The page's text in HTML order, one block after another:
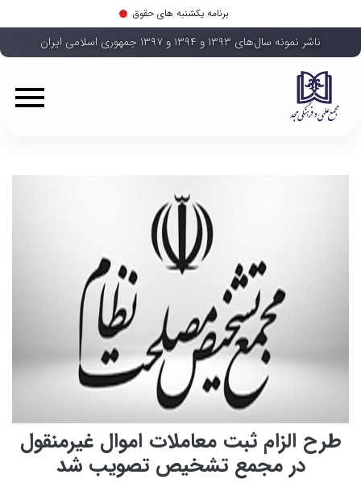
برنامه یکشنبه های حقوق
ناشر نمونه سال‌های ۱۳۹۳ و ۱۳۹۴ و ۱۳۹۷ جمهوری اسلامی ایران
طرح الزام ثبت‌ معاملات اموال غیرمنقول
در مجمع تشخیص تصویب شد